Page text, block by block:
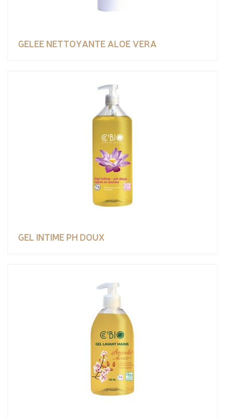
GELEE NETTOYANTE ALOE VERA
GEL INTIME PH DOUX